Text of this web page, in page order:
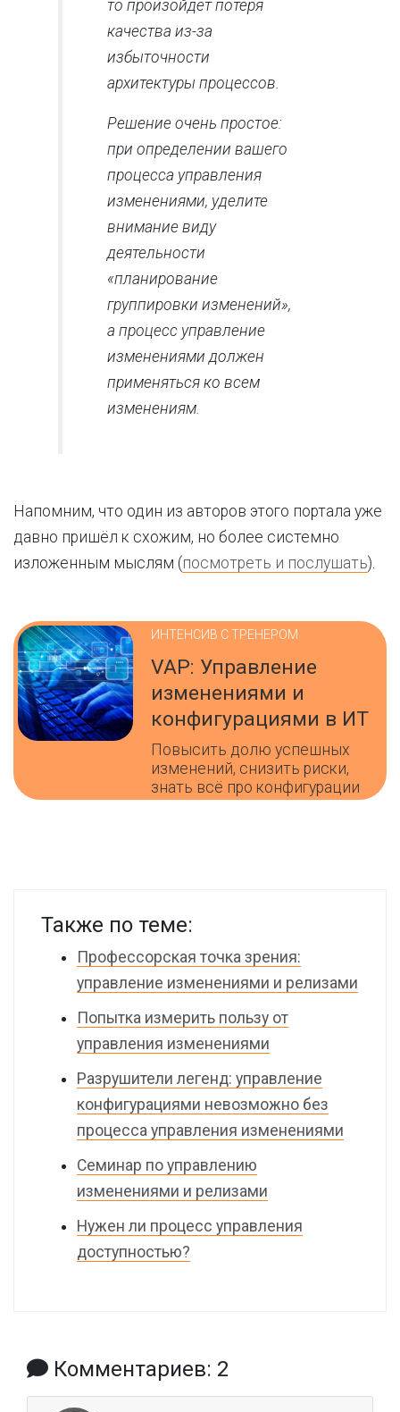
то произойдет потеря
качества из-за
избыточности
архитектуры процессов.
Решение очень простое:
при определении вашего
процесса управления
изменениями, уделите
внимание виду
деятельности
«планирование
группировки изменений»,
а процесс управление
изменениями должен
применяться ко всем
изменениям.
Напомним, что один из авторов этого портала уже
давно пришёл к схожим, но более системно
изложенным мыслям (посмотреть и послушать).
ИНТЕНСИВ С ТРЕНЕРОМ
VAP: Управление
изменениями и
конфигурациями в ИТ
Повысить долю успешных
изменений, снизить риски,
знать всё про конфигурации
Также по теме:
Профессорская точка зрения:
управление изменениями и релизами
Попытка измерить пользу от
управления изменениями
Разрушители легенд: управление
конфигурациями невозможно без
процесса управления изменениями
Семинар по управлению
изменениями и релизами
Нужен ли процесс управления
доступностью?
Комментариев: 2